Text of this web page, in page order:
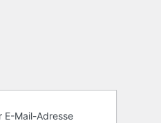
E-Mail-Adresse